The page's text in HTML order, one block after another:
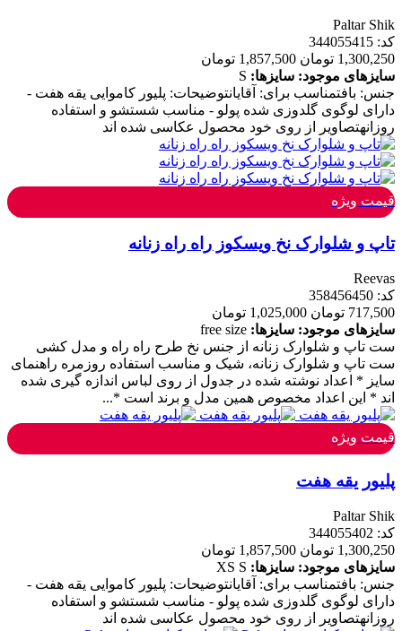
Paltar Shik
کد: 344055415
1,300,250 تومان
1,857,500 تومان
سایزهای موجود: سایزها: S
جنس: بافتمناسب برای: آقایانتوضیحات: پلیور کاموایی یقه هفت -
دارای لوگوی گلدوزی شده پولو - مناسب شستشو و استفاده
روزانهتصاویر از روی خود محصول عکاسی شده اند
قیمت ویژه
تاپ و شلوارک نخ ویسکوز راه راه زنانه
Reevas
کد: 358456450
717,500 تومان
1,025,000 تومان
سایزهای موجود: سایزها: free size
ست تاپ و شلوارک زنانه از جنس نخ طرح راه راه و مدل کشی
ست تاپ و شلوارک زنانه، شیک و مناسب استفاده روزمره راهنمای
سایز * اعداد نوشته شده در جدول از روی لباس اندازه گیری شده
اند * این اعداد مخصوص همین مدل و برند است *...
قیمت ویژه
پلیور یقه هفت
Paltar Shik
کد: 344055402
1,300,250 تومان
1,857,500 تومان
سایزهای موجود: سایزها: XS S
جنس: بافتمناسب برای: آقایانتوضیحات: پلیور کاموایی یقه هفت -
دارای لوگوی گلدوزی شده پولو - مناسب شستشو و استفاده
روزانهتصاویر از روی خود محصول عکاسی شده اند